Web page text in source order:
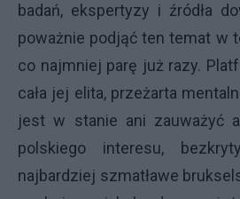
badań, ekspertyzy i źródła
poważnie podjąć ten temat w
co najmniej parę już razy.
cała jej elita, przeżarta
jest w stanie ani zauważyć
polskiego interesu,
najbardziej szmatławe